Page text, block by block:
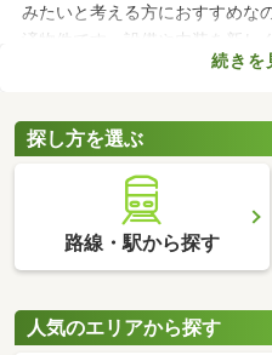
みたいと考える方におすすめな
済物件です。設備や内装を新し
りに変えているなど、住みやす
べて、気になるお部屋を見つけ
続きを
探し方を選ぶ
路線・駅から探す
人気のエリアから探す